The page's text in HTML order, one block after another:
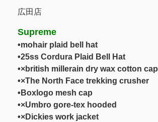
広田店
Supreme
•mohair plaid bell hat
•25ss Cordura Plaid Bell Hat
•×british millerain dry wax cotton cap
•×The North Face trekking crusher
•Boxlogo mesh cap
•×Umbro gore-tex hooded
•×Dickies work jacket